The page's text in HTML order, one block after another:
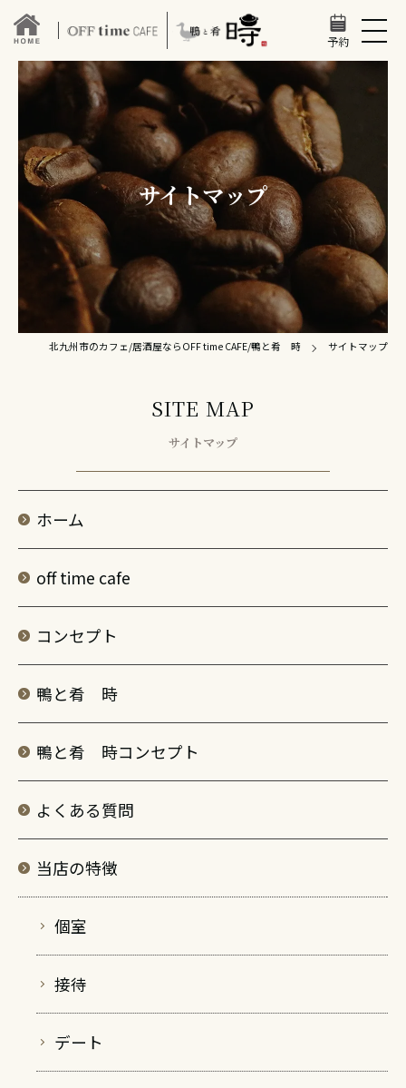
予約
サイトマップ
北九州市のカフェ/居酒屋ならOFF time CAFE/鴨と肴 時 サイトマップ
サイトマップ
SITE MAP
ホーム
off time cafe
コンセプト
鴨と肴 時
鴨と肴 時コンセプト
よくある質問
当店の特徴
個室
接待
デート